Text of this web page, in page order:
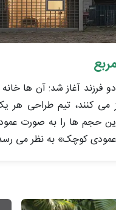
آغاز شد: آن ها
می کنند، تیم طراحی
ها را به صورت